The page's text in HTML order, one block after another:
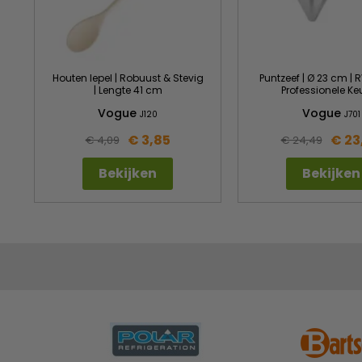
Houten lepel | Robuust & Stevig
| Lengte 41 cm
Vogue J120
€ 4,09
€ 3,85
Bekijken
Puntzeef | Ø 23 cm |
Professionele
Vogue J701
€ 24,49
€
Bekijken